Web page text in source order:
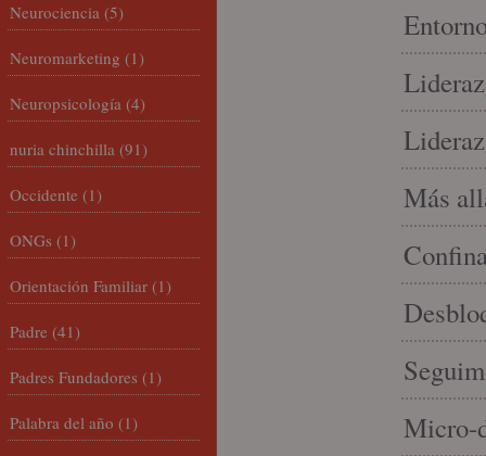
Más
Micro-
Neurociencia (5)
Neuromarketing (1)
Neuropsicología (4)
nuria chinchilla (91)
Occidente (1)
ONGs (1)
Orientación Familiar (1)
Padre (41)
Padres Fundadores (1)
Palabra del año (1)